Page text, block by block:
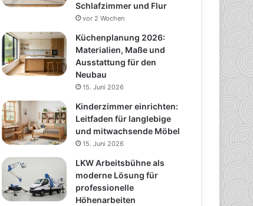
Schlafzimmer und Flur
vor 2 Wochen
Küchenplanung 2026:
Materialien, Maße und
Ausstattung für den
Neubau
15. Juni 2026
Kinderzimmer einrichten:
Leitfaden für langlebige
und mitwachsende Möbel
15. Juni 2026
LKW Arbeitsbühne als
moderne Lösung für
professionelle
Höhenarbeiten